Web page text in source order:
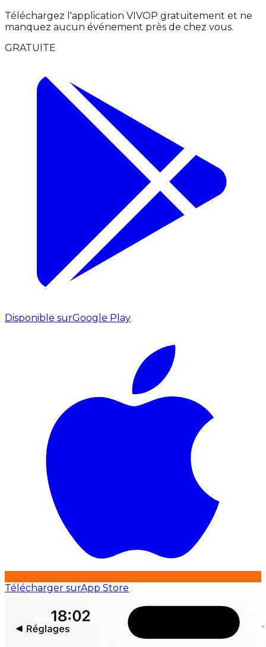
Téléchargez l'application VIVOP gratuitement et ne
manquez aucun événement près de chez vous.
GRATUITE
Disponible surGoogle Play
Télécharger surApp Store